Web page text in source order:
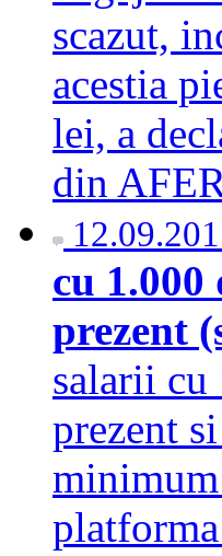
scazut,
acestia
lei, a
din
cu 1.000
prezent
salarii cu
prezent